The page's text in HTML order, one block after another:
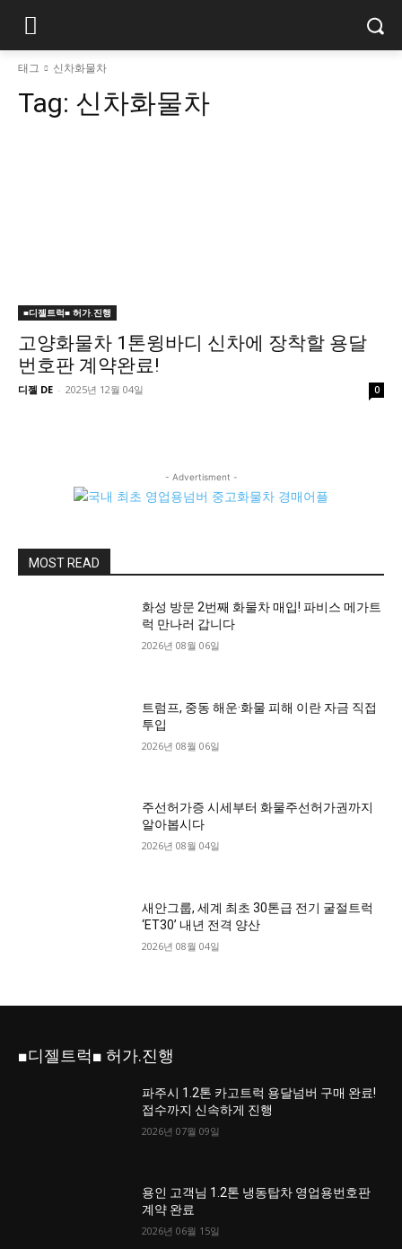
태그 신차화물차
Tag: 신차화물차
■디젤트럭■ 허가.진행
고양화물차 1톤윙바디 신차에 장착할 용달
번호판 계약완료!
디젤 DE - 2025년 12월 04일 0
- Advertisment -
MOST READ
화성 방문 2번째 화물차 매입! 파비스 메가트
럭 만나러 갑니다
2026년 08월 06일
트럼프, 중동 해운·화물 피해 이란 자금 직접
투입
2026년 08월 06일
주선허가증 시세부터 화물주선허가권까지
알아봅시다
2026년 08월 04일
새안그룹, 세계 최초 30톤급 전기 굴절트럭
‘ET30’ 내년 전격 양산
2026년 08월 04일
■디젤트럭■ 허가.진행
파주시 1.2톤 카고트럭 용달넘버 구매 완료!
접수까지 신속하게 진행
2026년 07월 09일
용인 고객님 1.2톤 냉동탑차 영업용번호판
계약 완료
2026년 06월 15일